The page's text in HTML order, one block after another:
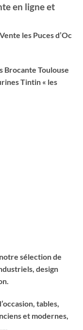
en ligne et
les Puces d’Oc
Toulouse
Tintin « les
sélection de
design
tables,
et modernes,